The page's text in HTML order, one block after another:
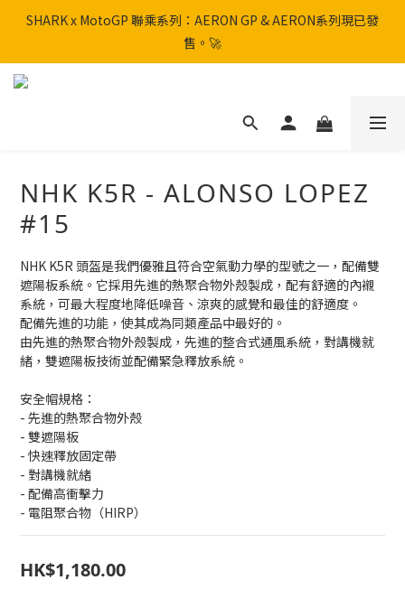
SHARK x MotoGP 聯乘系列：AERON GP & AERON系列現已發
售。🚀
SHARK x MotoGP 聯乘系列：AERON GP & AERON系列現已發
售。🚀
📦 【全新上架】NHK Helmet 到貨通知：S1GP & K5R 熱銷款式全
NHK K5R - ALONSO LOPEZ
#15
NHK K5R 頭盔是我們優雅且符合空氣動力學的型號之一，配備雙
遮陽板系統。它採用先進的熱聚合物外殼製成，配有舒適的內襯
系統，可最大程度地降低噪音、涼爽的感覺和最佳的舒適度。
配備先進的功能，使其成為同類產品中最好的。
由先進的熱聚合物外殼製成，先進的整合式通風系統，對講機就
緒，雙遮陽板技術並配備緊急釋放系統。
安全帽規格：
- 先進的熱聚合物外殼
- 雙遮陽板
- 快速釋放固定帶
- 對講機就緒
- 配備高衝擊力
- 電阻聚合物（HIRP）
HK$1,180.00